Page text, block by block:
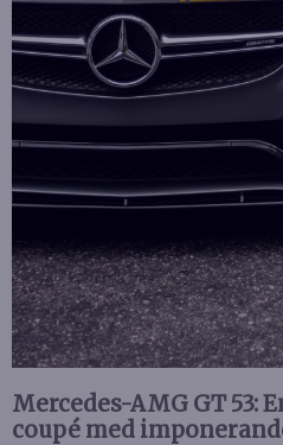
Mercedes-AMG GT
coupé med